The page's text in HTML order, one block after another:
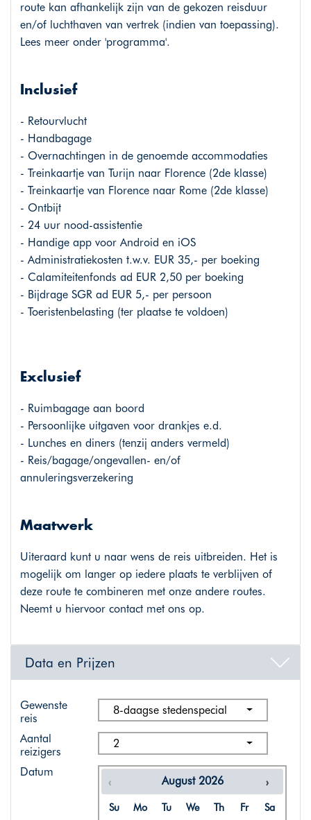
route kan afhankelijk zijn van de gekozen reisduur
en/of luchthaven van vertrek (indien van toepassing).
Lees meer onder 'programma'.
Inclusief
- Retourvlucht
- Handbagage
- Overnachtingen in de genoemde accommodaties
- Treinkaartje van Turijn naar Florence (2de klasse)
- Treinkaartje van Florence naar Rome (2de klasse)
- Ontbijt
- 24 uur nood-assistentie
- Handige app voor Android en iOS
- Administratiekosten t.w.v. EUR 35,- per boeking
- Calamiteitenfonds ad EUR 2,50 per boeking
- Bijdrage SGR ad EUR 5,- per persoon
- Toeristenbelasting (ter plaatse te voldoen)
Exclusief
- Ruimbagage aan boord
- Persoonlijke uitgaven voor drankjes e.d.
- Lunches en diners (tenzij anders vermeld)
- Reis/bagage/ongevallen- en/of
annuleringsverzekering
Maatwerk
Uiteraard kunt u naar wens de reis uitbreiden. Het is
mogelijk om langer op iedere plaats te verblijven of
deze route te combineren met onze andere routes.
Neemt u hiervoor contact met ons op.
Data en Prijzen
Gewenste
reis
8-daagse stedenspecial
Aantal
reizigers
2
Datum
August 2026
Su Mo Tu We Th Fr Sa